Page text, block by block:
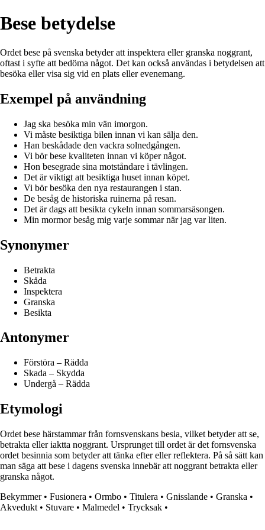
Bese betydelse
Ordet bese på svenska betyder att inspektera eller granska noggrant,
oftast i syfte att bedöma något. Det kan också användas i betydelsen att
besöka eller visa sig vid en plats eller evenemang.
Exempel på användning
Jag ska besöka min vän imorgon.
Vi måste besiktiga bilen innan vi kan sälja den.
Han beskådade den vackra solnedgången.
Vi bör bese kvaliteten innan vi köper något.
Hon besegrade sina motståndare i tävlingen.
Det är viktigt att besiktiga huset innan köpet.
Vi bör besöka den nya restaurangen i stan.
De besåg de historiska ruinerna på resan.
Det är dags att besikta cykeln innan sommarsäsongen.
Min mormor besåg mig varje sommar när jag var liten.
Synonymer
Betrakta
Skåda
Inspektera
Granska
Besikta
Antonymer
Förstöra – Rädda
Skada – Skydda
Undergå – Rädda
Etymologi
Ordet bese härstammar från fornsvenskans besia, vilket betyder att se,
betrakta eller iaktta noggrant. Ursprunget till ordet är det fornsvenska
ordet besinnia som betyder att tänka efter eller reflektera. På så sätt kan
man säga att bese i dagens svenska innebär att noggrant betrakta eller
granska något.
Bekymmer• Fusionera • Ormbo • Titulera • Gnisslande • Granska •
Akvedukt • Stuvare • Malmedel • Trycksak •